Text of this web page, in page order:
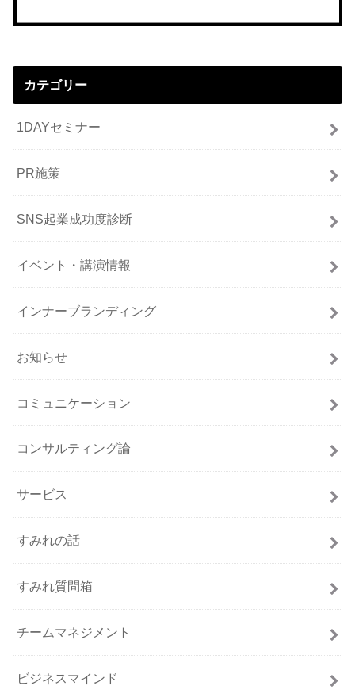
カテゴリー
1DAYセミナー
PR施策
SNS起業成功度診断
イベント・講演情報
インナーブランディング
お知らせ
コミュニケーション
コンサルティング論
サービス
すみれの話
すみれ質問箱
チームマネジメント
ビジネスマインド